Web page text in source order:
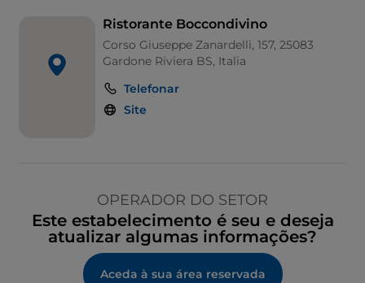
Ristorante Boccondivino
Corso Giuseppe Zanardelli, 157, 25083
Gardone Riviera BS, Italia
Telefonar
Site
OPERADOR DO SETOR
Este estabelecimento é seu e deseja
atualizar algumas informações?
Aceda à sua área reservada